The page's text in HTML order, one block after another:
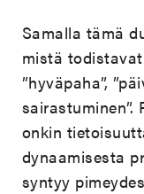
Samalla tämä
mistä
”hyväpaha”,
onkin
dynaamisesta
syntyy